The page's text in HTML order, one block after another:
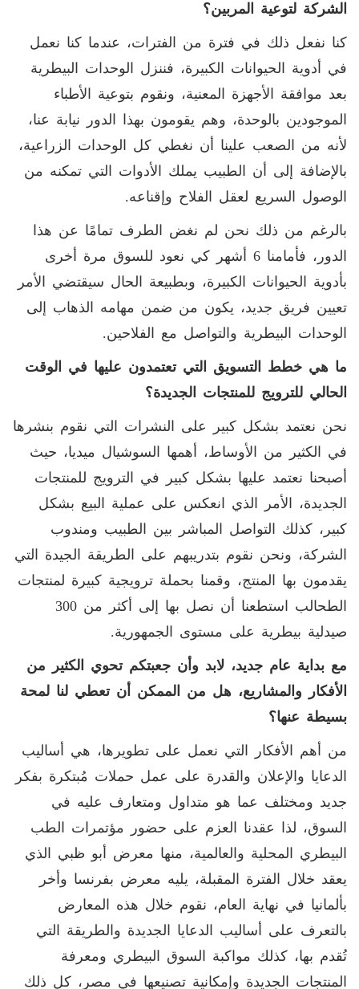
الشركة لتوعية المربين؟
كنا نفعل ذلك في فترة من الفترات، عندما كنا نعمل
في أدوية الحيوانات الكبيرة، فننزل الوحدات البيطرية
بعد موافقة الأجهزة المعنية، ونقوم بتوعية الأطباء
الموجودين بالوحدة، وهم يقومون بهذا الدور نيابة عنا،
لأنه من الصعب علينا أن نغطي كل الوحدات الزراعية،
بالإضافة إلى أن الطبيب يملك الأدوات التي تمكنه من
الوصول السريع لعقل الفلاح وإقناعه.
بالرغم من ذلك نحن لم نغض الطرف تمامًا عن هذا
الدور، فأمامنا 6 أشهر كي نعود للسوق مرة أخرى
بأدوية الحيوانات الكبيرة، وبطبيعة الحال سيقتضي الأمر
تعيين فريق جديد، يكون من ضمن مهامه الذهاب إلى
الوحدات البيطرية والتواصل مع الفلاحين.
ما هي خطط التسويق التي تعتمدون عليها في الوقت
الحالي للترويج للمنتجات الجديدة؟
نحن نعتمد بشكل كبير على النشرات التي نقوم بنشرها
في الكثير من الأوساط، أهمها السوشيال ميديا، حيث
أصبحنا نعتمد عليها بشكل كبير في الترويج للمنتجات
الجديدة، الأمر الذي انعكس على عملية البيع بشكل
كبير، كذلك التواصل المباشر بين الطبيب ومندوب
الشركة، ونحن نقوم بتدريبهم على الطريقة الجيدة التي
يقدمون بها المنتج، وقمنا بحملة ترويجية كبيرة لمنتجات
الطحالب استطعنا أن نصل بها إلى أكثر من 300
صيدلية بيطرية على مستوى الجمهورية.
مع بداية عام جديد، لابد وأن جعبتكم تحوي الكثير من
الأفكار والمشاريع، هل من الممكن أن تعطي لنا لمحة
بسيطة عنها؟
من أهم الأفكار التي نعمل على تطويرها، هي أساليب
الدعايا والإعلان والقدرة على عمل حملات مُبتكرة بفكر
جديد ومختلف عما هو متداول ومتعارف عليه في
السوق، لذا عقدنا العزم على حضور مؤتمرات الطب
البيطري المحلية والعالمية، منها معرض أبو ظبي الذي
يعقد خلال الفترة المقبلة، يليه معرض بفرنسا وأخر
بألمانيا في نهاية العام، نقوم خلال هذه المعارض
بالتعرف على أساليب الدعايا الجديدة والطريقة التي
تُقدم بها، كذلك مواكبة السوق البيطري ومعرفة
المنتجات الجديدة وإمكانية تصنيعها في مصر، كل ذلك